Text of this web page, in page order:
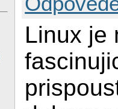
Linux je